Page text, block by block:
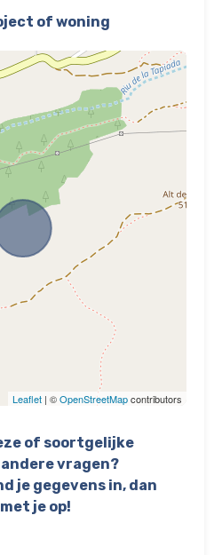
of woning
Leaflet | ©OpenStreetMapcontributors
of soortgelijke
vragen?
je gegevens in, dan
je op!